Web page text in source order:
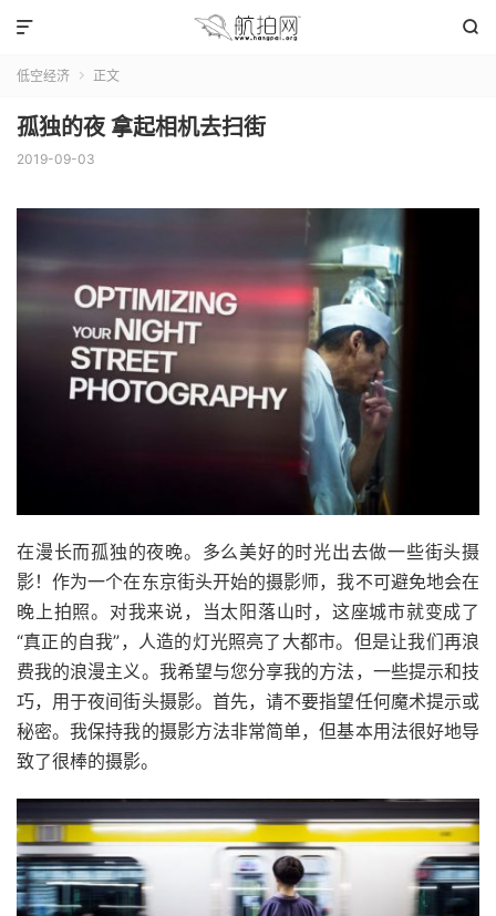


低空经济  正文
孤独的夜 拿起相机去扫街
2019-09-03
在漫长而孤独的夜晚。多么美好的时光出去做一些街头摄
影！作为一个在东京街头开始的摄影师，我不可避免地会在
晚上拍照。对我来说，当太阳落山时，这座城市就变成了
“真正的自我”，人造的灯光照亮了大都市。但是让我们再浪
费我的浪漫主义。 我希望与您分享我的方法，一些提示和技
巧，用于夜间街头摄影。首先，请不要指望任何魔术提示或
秘密。我保持我的摄影方法非常简单，但基本用法很好地导
致了很棒的摄影。